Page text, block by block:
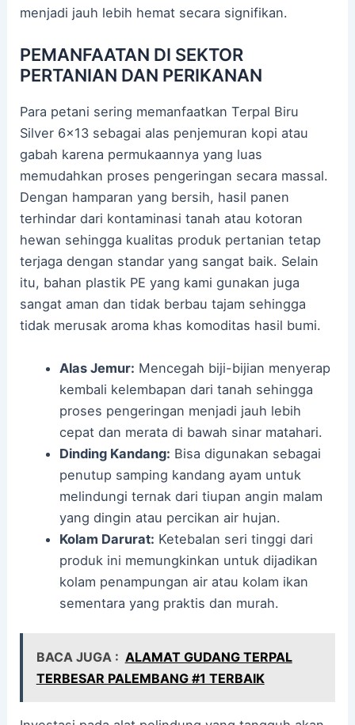
menjadi jauh lebih hemat secara signifikan.
PEMANFAATAN DI SEKTOR
PERTANIAN DAN PERIKANAN
Para petani sering memanfaatkan Terpal Biru
Silver 6×13 sebagai alas penjemuran kopi atau
gabah karena permukaannya yang luas
memudahkan proses pengeringan secara massal.
Dengan hamparan yang bersih, hasil panen
terhindar dari kontaminasi tanah atau kotoran
hewan sehingga kualitas produk pertanian tetap
terjaga dengan standar yang sangat baik. Selain
itu, bahan plastik PE yang kami gunakan juga
sangat aman dan tidak berbau tajam sehingga
tidak merusak aroma khas komoditas hasil bumi.
Alas Jemur: Mencegah biji-bijian menyerap
kembali kelembapan dari tanah sehingga
proses pengeringan menjadi jauh lebih
cepat dan merata di bawah sinar matahari.
Dinding Kandang: Bisa digunakan sebagai
penutup samping kandang ayam untuk
melindungi ternak dari tiupan angin malam
yang dingin atau percikan air hujan.
Kolam Darurat: Ketebalan seri tinggi dari
produk ini memungkinkan untuk dijadikan
kolam penampungan air atau kolam ikan
sementara yang praktis dan murah.
BACA JUGA : ALAMAT GUDANG TERPAL
TERBESAR PALEMBANG #1 TERBAIK